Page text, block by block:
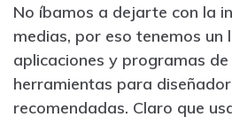
No íbamos a dejarte con la
medias, por eso tenemos un
aplicaciones y programas
herramientas para
recomendadas. Claro que